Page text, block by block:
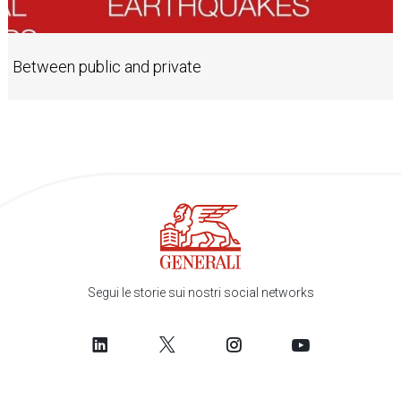
Between public and private
Segui le storie sui nostri social networks